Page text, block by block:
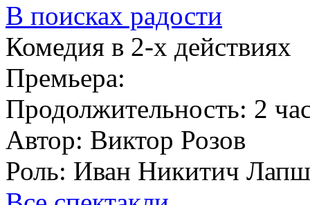
В поисках радости
Комедия в 2-х действиях
Премьера:
Продолжительность: 2
Автор: Виктор Розов
Роль: Иван Никитич